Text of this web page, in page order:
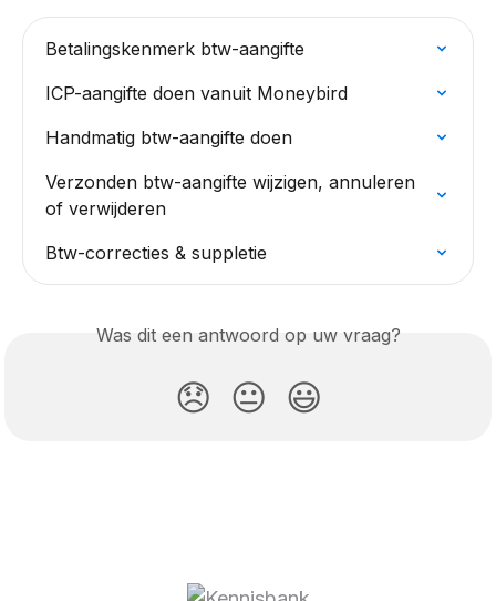
Betalingskenmerk btw-aangifte
ICP-aangifte doen vanuit Moneybird
Handmatig btw-aangifte doen
Verzonden btw-aangifte wijzigen, annuleren
of verwijderen
Btw-correcties & suppletie
Was dit een antwoord op uw vraag?
😞 😐 😃